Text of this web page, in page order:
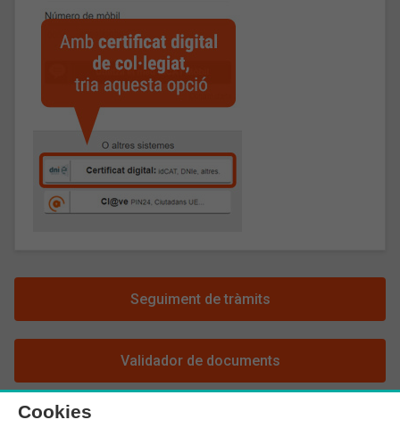
Seguiment de tràmits
Validador de documents
Cookies